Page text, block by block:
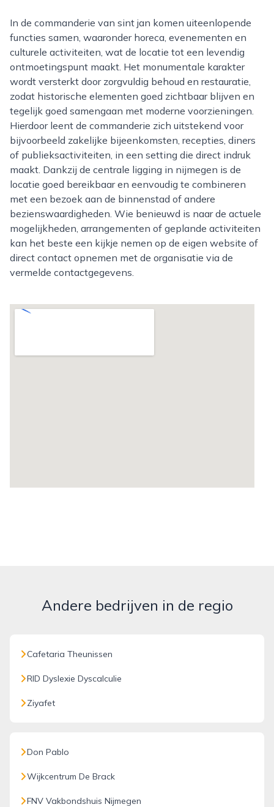
In de commanderie van sint jan komen uiteenlopende
functies samen, waaronder horeca, evenementen en
culturele activiteiten, wat de locatie tot een levendig
ontmoetingspunt maakt. Het monumentale karakter
wordt versterkt door zorgvuldig behoud en restauratie,
zodat historische elementen goed zichtbaar blijven en
tegelijk goed samengaan met moderne voorzieningen.
Hierdoor leent de commanderie zich uitstekend voor
bijvoorbeeld zakelijke bijeenkomsten, recepties, diners
of publieksactiviteiten, in een setting die direct indruk
maakt. Dankzij de centrale ligging in nijmegen is de
locatie goed bereikbaar en eenvoudig te combineren
met een bezoek aan de binnenstad of andere
bezienswaardigheden. Wie benieuwd is naar de actuele
mogelijkheden, arrangementen of geplande activiteiten
kan het beste een kijkje nemen op de eigen website of
direct contact opnemen met de organisatie via de
vermelde contactgegevens.
Andere bedrijven in de regio
Cafetaria Theunissen
RID Dyslexie Dyscalculie
Ziyafet
Don Pablo
Wijkcentrum De Brack
FNV Vakbondshuis Nijmegen